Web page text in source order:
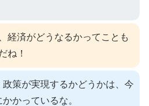
経済がどうなるかってことも
ね！
政策が実現するかどうかは、今
かっているな。